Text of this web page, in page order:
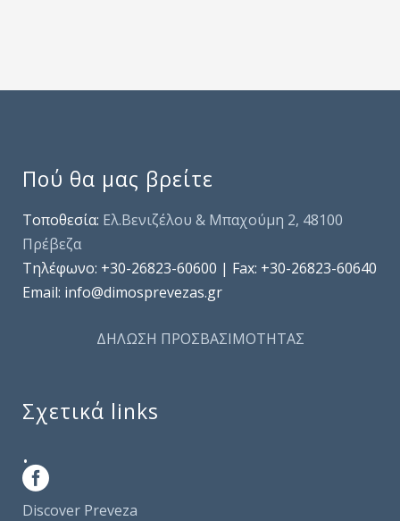
Πού θα μας βρείτε
Τοποθεσία: Ελ.Βενιζέλου & Μπαχούμη 2, 48100
Πρέβεζα
Τηλέφωνo: +30-26823-60600 | Fax: +30-26823-60640
Email: info@dimosprevezas.gr
ΔΗΛΩΣΗ ΠΡΟΣΒΑΣΙΜΟΤΗΤΑΣ
Σχετικά links
.
Discover Preveza